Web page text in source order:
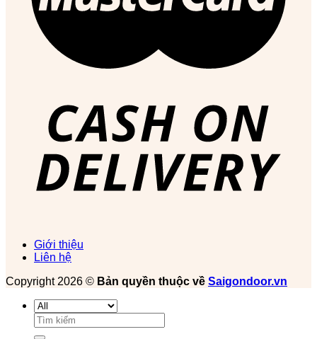
Giới thiệu
Liên hệ
Copyright 2026 © Bản quyền thuộc về Saigondoor.vn
Tìm
kiếm: